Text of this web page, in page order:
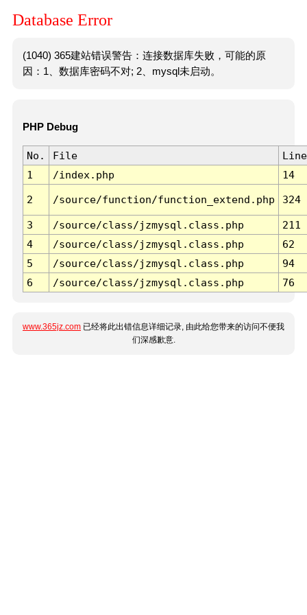
Database Error
(1040) 365建站错误警告：连接数据库失败，可能的原
因：1、数据库密码不对; 2、mysql未启动。
PHP Debug
No. File
Line
1
/index.php 14
2 /source/function/function_extend.php 324
3 /source/class/jzmysql.class.php
211
4
/source/class/jzmysql.class.php
62
5
/source/class/jzmysql.class.php
94
6
/source/class/jzmysql.class.php 76
www.365jz.com 已经将此出错信息详细记录, 由此给您带来的访问不便我
们深感歉意.